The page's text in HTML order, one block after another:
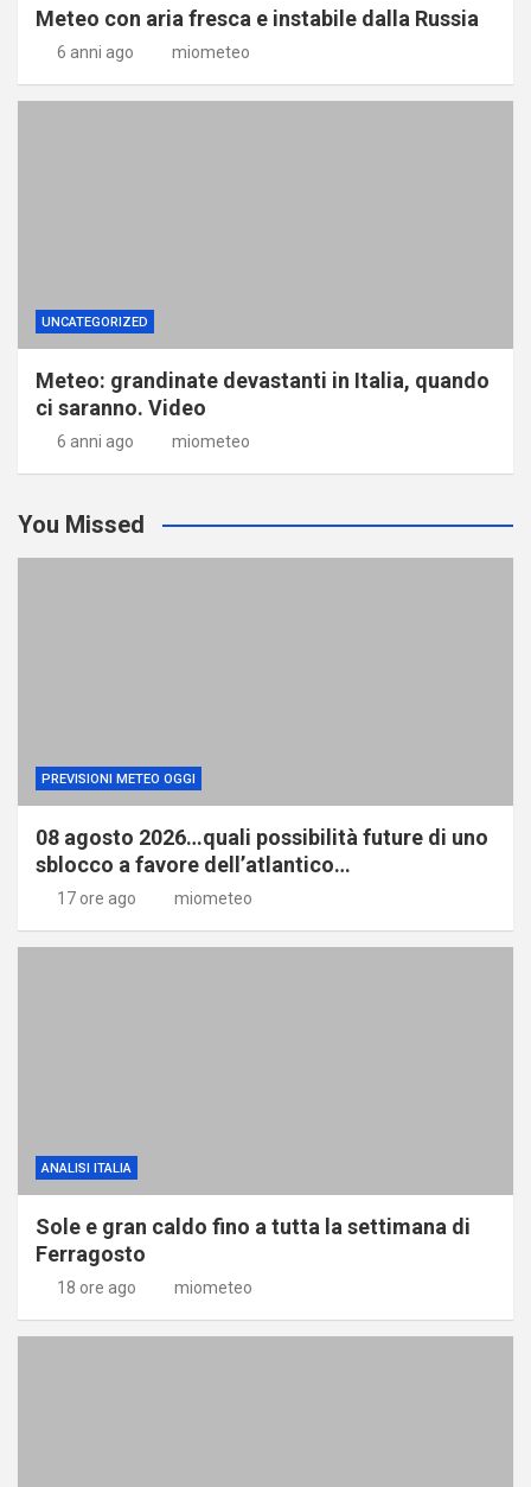
Meteo con aria fresca e instabile dalla Russia
6 anni ago miometeo
UNCATEGORIZED
Meteo: grandinate devastanti in Italia, quando
ci saranno. Video
6 anni ago miometeo
You Missed
PREVISIONI METEO OGGI
08 agosto 2026…quali possibilità future di uno
sblocco a favore dell’atlantico…
17 ore ago miometeo
ANALISI ITALIA
Sole e gran caldo fino a tutta la settimana di
Ferragosto
18 ore ago miometeo